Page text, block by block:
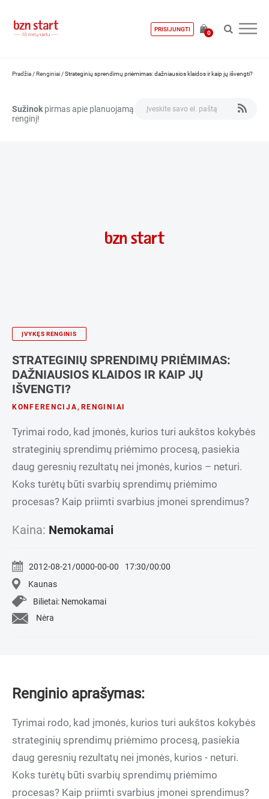
PRISIJUNGTI
0
Pradžia /Renginiai /Strateginių sprendimų priėmimas: dažniausios klaidos ir kaip jų išvengti?
Sužinok pirmas apie planuojamą
renginį!
ĮVYKĘS RENGINIS
STRATEGINIŲ SPRENDIMŲ PRIĖMIMAS:
DAŽNIAUSIOS KLAIDOS IR KAIP JŲ
IŠVENGTI?
KONFERENCIJA, RENGINIAI
Tyrimai rodo, kad įmonės, kurios turi aukštos kokybės
strateginių sprendimų priėmimo procesą, pasiekia
daug geresnių rezultatų nei įmonės, kurios – neturi.
Koks turėtų būti svarbių sprendimų priėmimo
procesas? Kaip priimti svarbius įmonei sprendimus?
Kaina: Nemokamai
2012-08-21/0000-00-00
17:30/00:00
Kaunas
Bilietai: Nemokamai
Nėra
Renginio aprašymas:
Tyrimai rodo, kad įmonės, kurios turi aukštos kokybės
strateginių sprendimų priėmimo procesą, pasiekia
daug geresnių rezultatų nei įmonės, kurios - neturi.
Koks turėtų būti svarbių sprendimų priėmimo
procesas? Kaip priimti svarbius įmonei sprendimus?